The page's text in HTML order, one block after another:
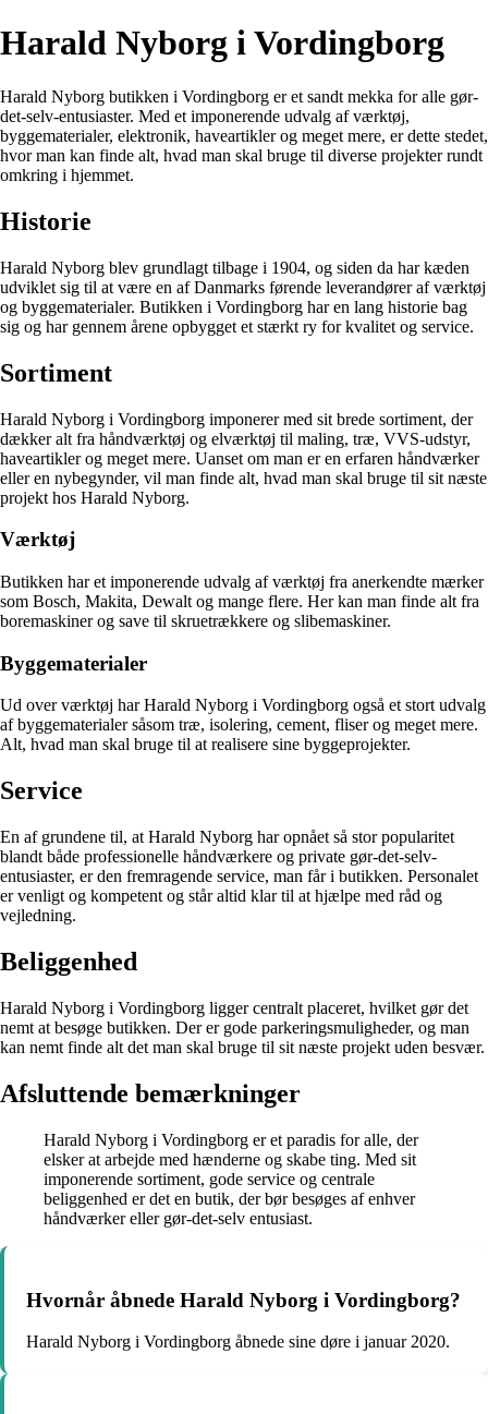
Harald Nyborg i Vordingborg
Harald Nyborg butikken i Vordingborg er et sandt mekka for alle gør-
det-selv-entusiaster. Med et imponerende udvalg af værktøj,
byggematerialer, elektronik, haveartikler og meget mere, er dette stedet,
hvor man kan finde alt, hvad man skal bruge til diverse projekter rundt
omkring i hjemmet.
Historie
Harald Nyborg blev grundlagt tilbage i 1904, og siden da har kæden
udviklet sig til at være en af Danmarks førende leverandører af værktøj
og byggematerialer. Butikken i Vordingborg har en lang historie bag
sig og har gennem årene opbygget et stærkt ry for kvalitet og service.
Sortiment
Harald Nyborg i Vordingborg imponerer med sit brede sortiment, der
dækker alt fra håndværktøj og elværktøj til maling, træ, VVS-udstyr,
haveartikler og meget mere. Uanset om man er en erfaren håndværker
eller en nybegynder, vil man finde alt, hvad man skal bruge til sit næste
projekt hos Harald Nyborg.
Værktøj
Butikken har et imponerende udvalg af værktøj fra anerkendte mærker
som Bosch, Makita, Dewalt og mange flere. Her kan man finde alt fra
boremaskiner og save til skruetrækkere og slibemaskiner.
Byggematerialer
Ud over værktøj har Harald Nyborg i Vordingborg også et stort udvalg
af byggematerialer såsom træ, isolering, cement, fliser og meget mere.
Alt, hvad man skal bruge til at realisere sine byggeprojekter.
Service
En af grundene til, at Harald Nyborg har opnået så stor popularitet
blandt både professionelle håndværkere og private gør-det-selv-
entusiaster, er den fremragende service, man får i butikken. Personalet
er venligt og kompetent og står altid klar til at hjælpe med råd og
vejledning.
Beliggenhed
Harald Nyborg i Vordingborg ligger centralt placeret, hvilket gør det
nemt at besøge butikken. Der er gode parkeringsmuligheder, og man
kan nemt finde alt det man skal bruge til sit næste projekt uden besvær.
Afsluttende bemærkninger
Harald Nyborg i Vordingborg er et paradis for alle, der
elsker at arbejde med hænderne og skabe ting. Med sit
imponerende sortiment, gode service og centrale
beliggenhed er det en butik, der bør besøges af enhver
håndværker eller gør-det-selv entusiast.
Hvornår åbnede Harald Nyborg i Vordingborg?
Harald Nyborg i Vordingborg åbnede sine døre i januar 2020.